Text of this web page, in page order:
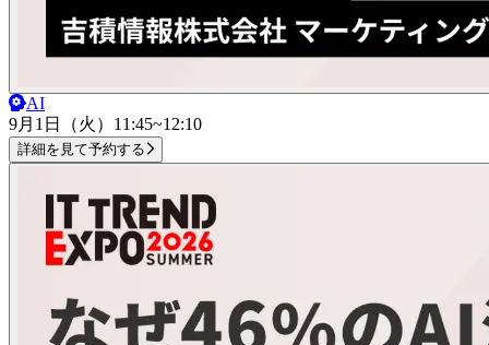
AI
9月1日（火） 11:45~12:10
詳細を見て予約する